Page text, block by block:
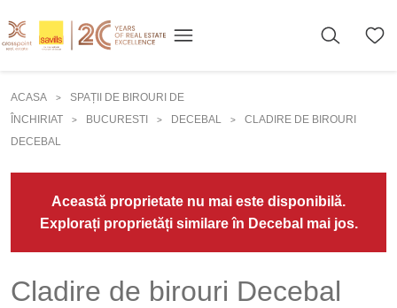
ACASA >
SPAȚII DE BIROURI DE
ÎNCHIRIAT
> BUCURESTI > DECEBAL >
CLADIRE DE BIROURI
DECEBAL
Această proprietate nu mai este disponibilă.
Explorați proprietăți similare în Decebal mai jos.
Cladire de birouri Decebal